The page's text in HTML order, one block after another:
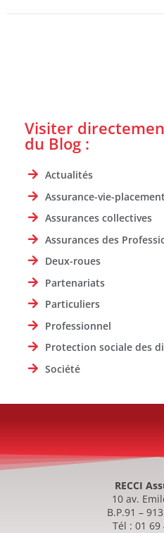
Visiter
du Blog :
Actualités
Assurance-vie-
Assurances collectives
Assurances des
Deux-roues
Partenariats
Particuliers
Professionnel
Protection sociale des
Société
RECCI
10 av.
B.P.91 –
Tél : 01 69